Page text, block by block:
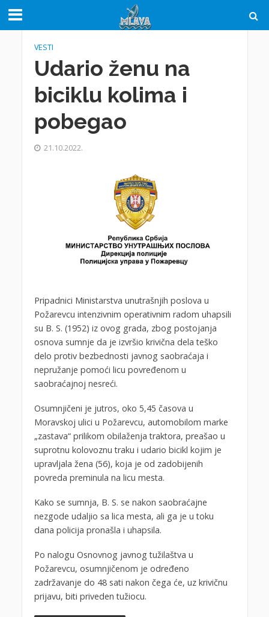
VESTI
Udario ženu na
biciklu kolima i
pobegao
21.10.2022.
Pripadnici Ministarstva unutrašnjih poslova u
Požarevcu intenzivnim operativnim radom uhapsili
su B. S. (1952) iz ovog grada, zbog postojanja
osnova sumnje da je izvršio krivična dela teško
delo protiv bezbednosti javnog saobraćaja i
nepružanje pomoći licu povređenom u
saobraćajnoj nesreći.
Osumnjičeni je jutros, oko 5,45 časova u
Moravskoj ulici u Požarevcu, automobilom marke
„zastava“ prilikom obilaženja traktora, preašao u
suprotnu kolovoznu traku i udario bicikl kojim je
upravljala žena (56), koja je od zadobijenih
povreda preminula na licu mesta.
Kako se sumnja, B. S. se nakon saobraćajne
nezgode udaljio sa lica mesta, ali ga je u toku
dana policija pronašla i uhapsila.
Po nalogu Osnovnog javnog tužilaštva u
Požarevcu, osumnjičenom je određeno
zadržavanje do 48 sati nakon čega će, uz krivičnu
prijavu, biti priveden tužiocu.